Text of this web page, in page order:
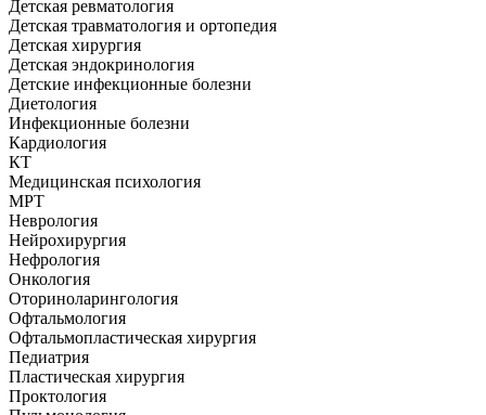
Детская ревматология
Детская травматология и ортопедия
Детская хирургия
Детская эндокринология
Детские инфекционные болезни
Диетология
Инфекционные болезни
Кардиология
КТ
Медицинская психология
МРТ
Неврология
Нейрохирургия
Нефрология
Онкология
Оториноларингология
Офтальмология
Офтальмопластическая хирургия
Педиатрия
Пластическая хирургия
Проктология